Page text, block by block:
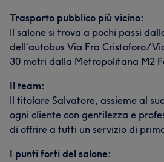
Trasporto pubblico più vicino:
Il salone si trova a pochi passi
dell’autobus Via Fra Cristoforo/
30 metri dalla Metropolitana M2
Il team:
Il titolare Salvatore, assieme al
ogni cliente con gentilezza e
di offrire a tutti un servizio di
I punti forti del salone: